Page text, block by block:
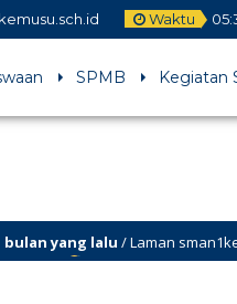
Waktu 05:
SPMB Kegiatan
yang lalu/ Laman